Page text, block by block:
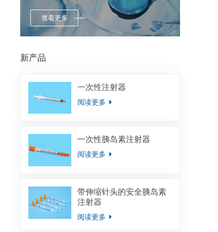
查看更多
新产品
一次性注射器
阅读更多
一次性胰岛素注射器
阅读更多
带伸缩针头的安全胰岛素
注射器
阅读更多